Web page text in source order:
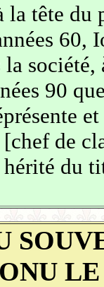
la tête du
60,
90
de
du